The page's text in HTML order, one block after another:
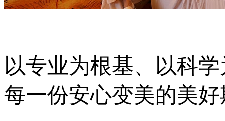
以专业为根基、以科
每一份安心变美的美